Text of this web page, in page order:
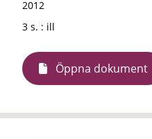
2012
3 s. : ill
Öppna dokument